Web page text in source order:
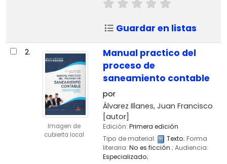
Guardar en listas
2.
Imagen de
cubierta local
Manual practico del
proceso de
saneamiento contable
por
Álvarez Illanes, Juan Francisco
[autor]
Edición: Primera edición
Tipo de material:
Texto; Forma
literaria: No es ficción ; Audiencia:
Especializado;